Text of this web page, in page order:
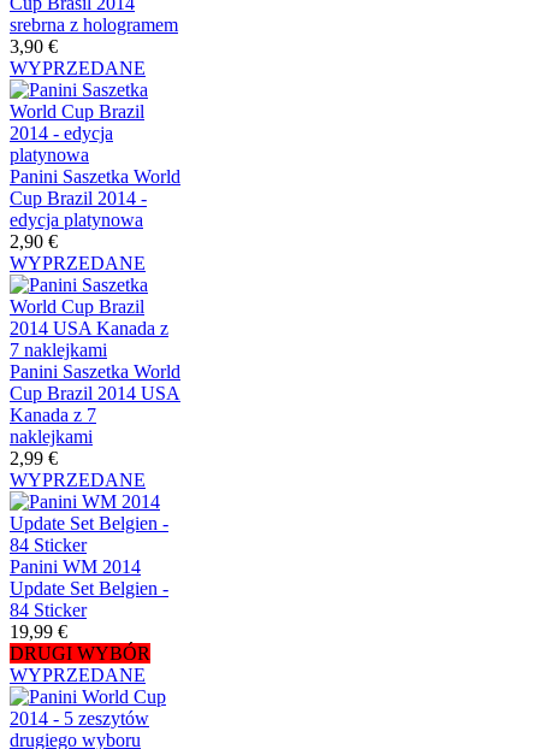
srebrna z hologramem
3,90 €
WYPRZEDANE
Panini Saszetka World
Cup Brazil 2014 -
edycja platynowa
2,90 €
WYPRZEDANE
Panini Saszetka World
Cup Brazil 2014 USA
Kanada z 7
naklejkami
2,99 €
WYPRZEDANE
Panini WM 2014
Update Set Belgien -
84 Sticker
19,99 €
DRUGI WYBÓR
WYPRZEDANE